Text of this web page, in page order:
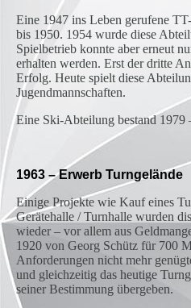
Eine 1947 ins Leben gerufene
bis 1950. 1954 wurde diese
Spielbetrieb konnte aber erneut
erhalten werden. Erst der dritte
Erfolg. Heute spielt diese
Jugendmannschaften.
Eine Ski-Abteilung bestand 1979
1963 – Erwerb Turngelände
Einige Projekte wie Kauf eines
Gerätehalle / Turnhalle wurden
wieder – vor allem aus
1920 von Georg Schütz für 700
Anforderungen nicht mehr
und gleichzeitig das heutige
seiner Bestimmung übergeben.